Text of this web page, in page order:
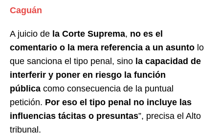
Caguán
A juicio de la Corte Suprema, no es el
comentario o la mera referencia a un asunto lo
que sanciona el tipo penal, sino la capacidad de
interferir y poner en riesgo la función
pública como consecuencia de la puntual
petición. Por eso el tipo penal no incluye las
influencias tácitas o presuntas”, precisa el Alto
tribunal.